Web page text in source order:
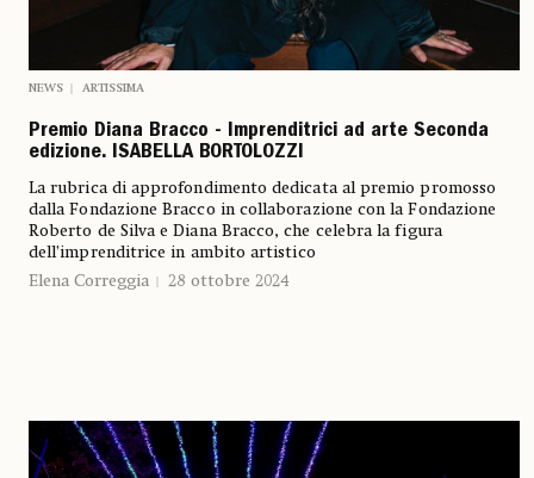
NEWS ARTISSIMA
Premio Diana Bracco - Imprenditrici ad arte Seconda
edizione. ISABELLA BORTOLOZZI
La rubrica di approfondimento dedicata al premio promosso
dalla Fondazione Bracco in collaborazione con la Fondazione
Roberto de Silva e Diana Bracco, che celebra la figura
dell’imprenditrice in ambito artistico
Elena Correggia
28 ottobre 2024